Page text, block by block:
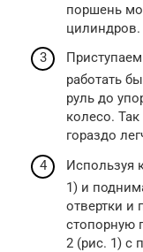
поршень
цилиндров.
работать
руль до
колесо.
гораздо
Используя
1) и
отвертки и
стопорную
2 (рис. 1) с